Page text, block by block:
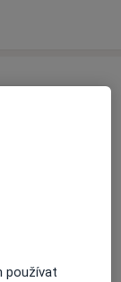
používat